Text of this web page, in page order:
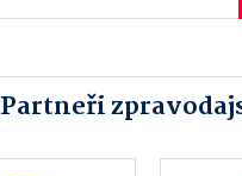
Partneři